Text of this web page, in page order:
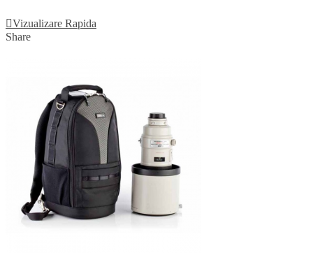
Vizualizare Rapida
Share